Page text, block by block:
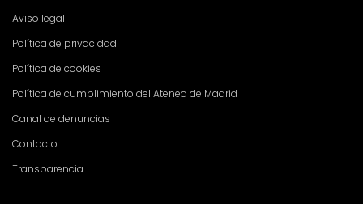
Aviso legal
Política de privacidad
Política de cookies
Política de cumplimiento del Ateneo de Madrid
Canal de denuncias
Contacto
Transparencia